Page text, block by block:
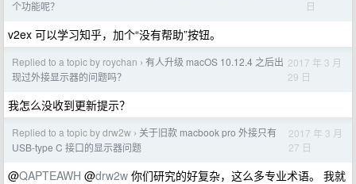
个功能呢？
日
v2ex 可以学习知乎，加个“没有帮助”按钮。
Replied to a topic by roychan › 有人升级 macOS 10.12.4 之后出
现过外接显示器的问题吗？
2017 年 3 月
29 日
我怎么没收到更新提示？
Replied to a topic by drw2w › 关于旧款 macbook pro 外接只有
USB-type C 接口的显示器问题
2017 年 3 月
27 日
@QAPTEAWH @drw2w 你们研究的好复杂，这么多专业术语。 我就